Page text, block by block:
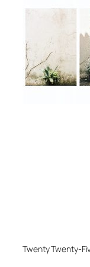
Twenty Twenty-